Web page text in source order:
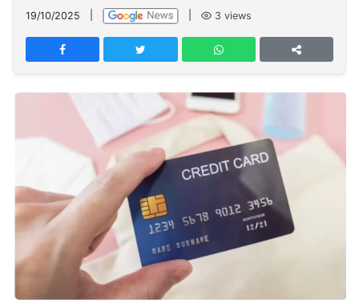
Network
PT
TREETAN
Partner
Insight
NTB
Suara
Time
Lens
IDN
Daily
Jogja
Jalan
Rakyat
Idealita
News
Kita
Notice
Dinamikapost.com
Radar
Baru
Seedbacklink
Kabarbaru
19/10/2025 3 views